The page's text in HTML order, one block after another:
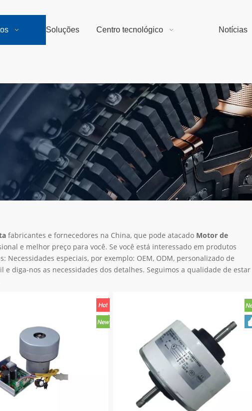
Soluções Centro tecnológico Notícias
fabricantes e fornecedores na China, que pode atacado Motor de
e melhor preço para você. Se você está interessado em produtos
Necessidades especiais, por exemplo: OEM, ODM, personalizado de
diga-nos as necessidades dos detalhes. Seguimos a qualidade de estar